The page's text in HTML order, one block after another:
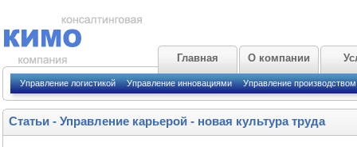
Главная О компании
Управление логистикой Управление инновациями Управление производством
Статьи- Управление карьерой - новая культура труда